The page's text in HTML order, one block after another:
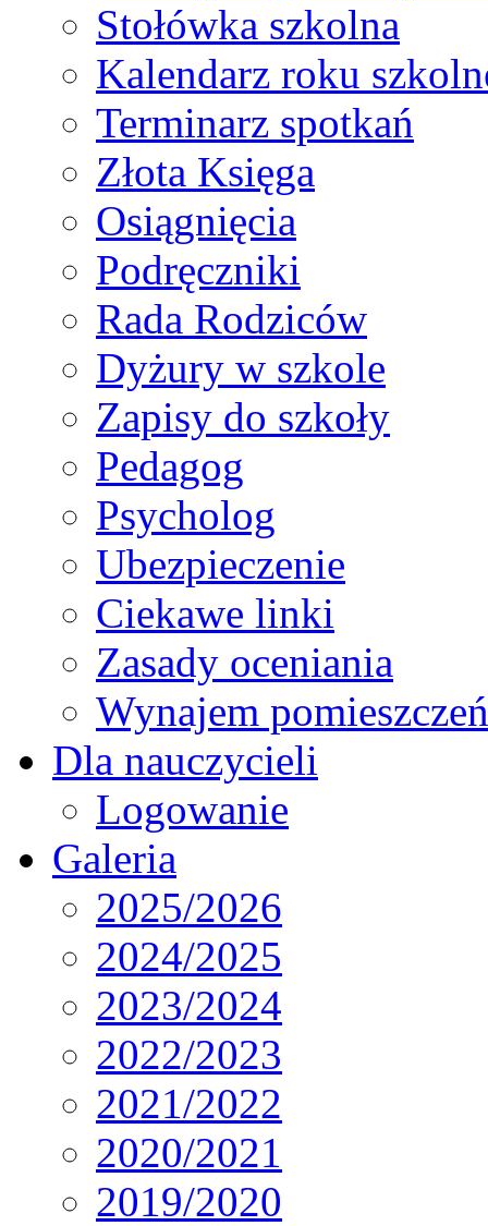
Stołówka szkolna
Kalendarz roku
Terminarz spotkań
Złota Księga
Osiągnięcia
Podręczniki
Rada Rodziców
Dyżury w szkole
Zapisy do szkoły
Pedagog
Psycholog
Ubezpieczenie
Ciekawe linki
Zasady oceniania
Wynajem pomieszczeń
Dla nauczycieli
Logowanie
Galeria
2025/2026
2024/2025
2023/2024
2022/2023
2021/2022
2020/2021
2019/2020